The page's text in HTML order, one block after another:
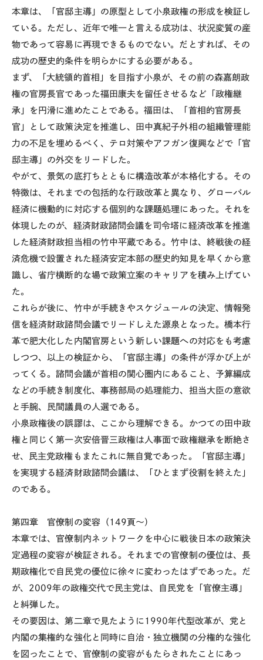
本章は、「官邸主導」の原型として小泉政権の形成を検証し
ている。ただし、近年で唯一と言える成功は、状況変質の産
物であって容易に再現できるものでない。だとすれば、その
成功の歴史的条件を明らかにする必要がある。
まず、「大統領的首相」を目指す小泉が、その前の森嘉朗政
権の官房長官であった福田康夫を留任させるなど「政権継
承」を円滑に進めたことである。福田は、「首相的官房長
官」として政策決定を推進し、田中真紀子外相の組織管理能
力の不足を埋めるべく、テロ対策やアフガン復興などで「官
邸主導」の外交をリードした。
やがて、景気の底打ちとともに構造改革が本格化する。その
特徴は、それまでの包括的な行政改革と異なり、グローバル
経済に機動的に対応する個別的な課題処理にあった。それを
体現したのが、経済財政諮問会議を司令塔に経済改革を推進
した経済財政担当相の竹中平蔵である。竹中は、終戦後の経
済危機で設置された経済安定本部の歴史的知見を早くから意
識し、省庁横断的な場で政策立案のキャリアを積み上げてい
た。
これらが後に、竹中が手続きやスケジュールの決定、情報発
信を経済財政諮問会議でリードしえた源泉となった。橋本行
革で肥大化した内閣官房という新しい課題への対応をも考慮
しつつ、以上の検証から、「官邸主導」の条件が浮かび上が
ってくる。諮問会議が首相の関心圏内にあること、予算編成
などの手続き制度化、事務部局の処理能力、担当大臣の意欲
と手腕、民間議員の人選である。
小泉政権後の誤謬は、ここから理解できる。かつての田中政
権と同じく第一次安倍晋三政権は人事面で政権継承を断絶さ
せ、民主党政権もまたこれに無自覚であった。「官邸主導」
を実現する経済財政諮問会議は、「ひとまず役割を終えた」
のである。
第四章 官僚制の変容（149頁～）
本章では、官僚制内ネットワークを中心に戦後日本の政策決
定過程の変容が検証される。それまでの官僚制の優位は、長
期政権化で自民党の優位に徐々に変わったはずであった。だ
が、2009年の政権交代で民主党は、自民党を「官僚主導」
と糾弾した。
その要因は、第二章で見たように1990年代型改革が、党と
内閣の集権的な強化と同時に自治・独立機関の分権的な強化
を図ったことで、官僚制の変容がもたらされたことにあっ